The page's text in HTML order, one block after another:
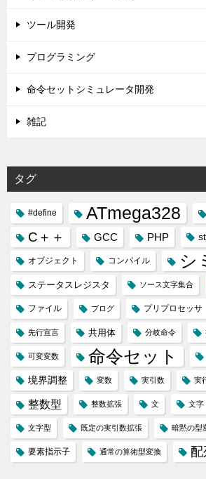
ツール開発
プログラミング
命令セットシミュレータ開発
雑記
タグ
#define ATmega328
C＋＋ GCC PHP
オブジェクト コンパイル シ
ステータスレジスタ ソース文字集合
ファイル ブログ プリプロセッサ
先行宣言 共用体 分岐命令
可変変数 命令セット
境界調整 変数 実引数 実
整数型 整数拡張 文 文字
文字型 既定の実引数拡張 暗黙の型
要素指示子 通常の算術型変換 配